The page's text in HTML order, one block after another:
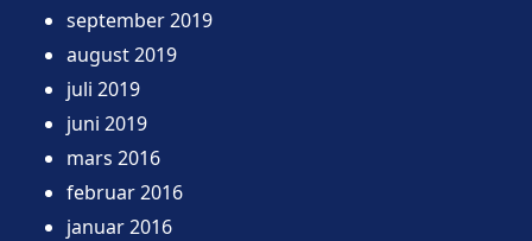
september 2019
august 2019
juli 2019
juni 2019
mars 2016
februar 2016
januar 2016